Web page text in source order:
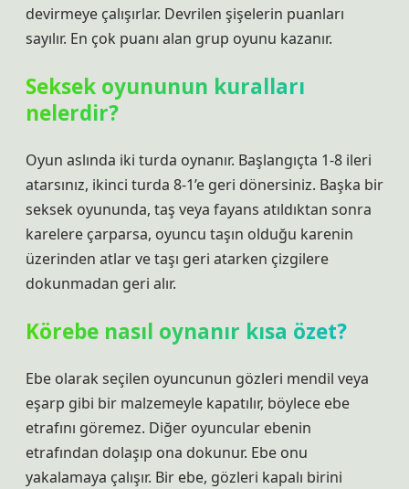
devirmeye çalışırlar. Devrilen şişelerin puanları
sayılır. En çok puanı alan grup oyunu kazanır.
Seksek oyununun kuralları
nelerdir?
Oyun aslında iki turda oynanır. Başlangıçta 1-8 ileri
atarsınız, ikinci turda 8-1’e geri dönersiniz. Başka bir
seksek oyununda, taş veya fayans atıldıktan sonra
karelere çarparsa, oyuncu taşın olduğu karenin
üzerinden atlar ve taşı geri atarken çizgilere
dokunmadan geri alır.
Körebe nasıl oynanır kısa özet?
Ebe olarak seçilen oyuncunun gözleri mendil veya
eşarp gibi bir malzemeyle kapatılır, böylece ebe
etrafını göremez. Diğer oyuncular ebenin
etrafından dolaşıp ona dokunur. Ebe onu
yakalamaya çalışır. Bir ebe, gözleri kapalı birini